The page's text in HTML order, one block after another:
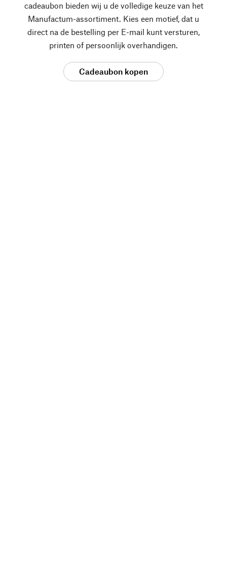
cadeaubon bieden wij u de volledige keuze van het
Manufactum-assortiment. Kies een motief, dat u
direct na de bestelling per E-mail kunt versturen,
printen of persoonlijk overhandigen.
Cadeaubon kopen